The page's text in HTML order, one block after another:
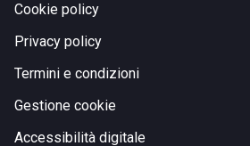
Cookie policy
Privacy policy
Termini e condizioni
Gestione cookie
Accessibilità digitale